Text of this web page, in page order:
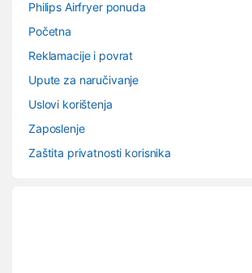
Philips Airfryer ponuda
Početna
Reklamacije i povrat
Upute za naručivanje
Uslovi korištenja
Zaposlenje
Zaštita privatnosti korisnika